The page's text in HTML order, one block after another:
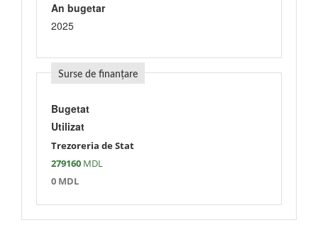
An bugetar
2025
Surse de finanțare
Bugetat
Utilizat
Trezoreria de Stat
279160 MDL
0 MDL